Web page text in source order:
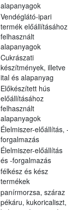
alapanyagok
Vendéglátó-ipari
termék előállításához
felhasznált
alapanyagok
Cukrászati
készítmények, illetve
ital és alapanyag
Előkészített hús
előállításához
felhasznált
alapanyagok
Élelmiszer-előállítás, -
forgalmazás
Élelmiszer-előállítás
és -forgalmazás
félkész és kész
termékek
panírmorzsa, száraz
pékáru, kukoricaliszt,